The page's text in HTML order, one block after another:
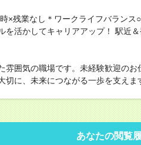
×残業なし＊ワークライフバランス
を活かしてキャリアアップ！ 駅近
雰囲気の職場です。未経験歓迎の
切に、未来につながる一歩を支えま
あなたの閲覧